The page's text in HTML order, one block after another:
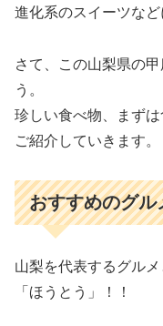
進化系のスイーツな
さて、この山梨県の
う。
珍しい食べ物、まずは
ご紹介していきます。
おすすめのグル
山梨を代表するグル
「ほうとう」！！